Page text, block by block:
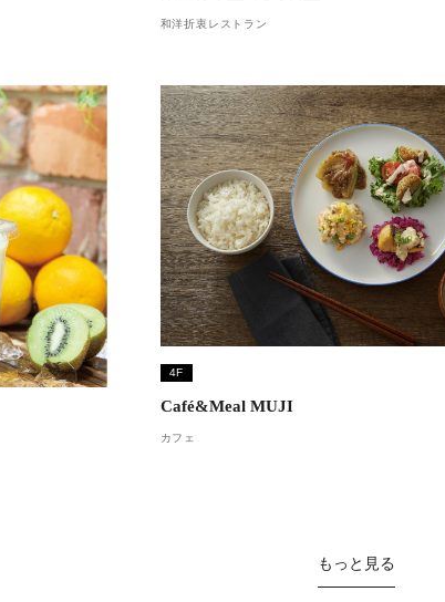
和洋折衷レストラン
4F
Café&Meal MUJI
カフェ
もっと見る